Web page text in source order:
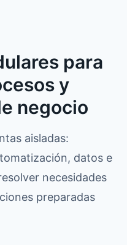
para
y
negocio
aisladas:
datos e
necesidades
preparadas